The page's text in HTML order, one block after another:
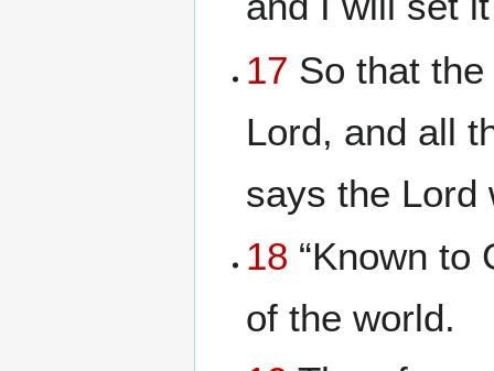
17 So that
Lord, and all
says the Lord
18 “Known to
of the world.